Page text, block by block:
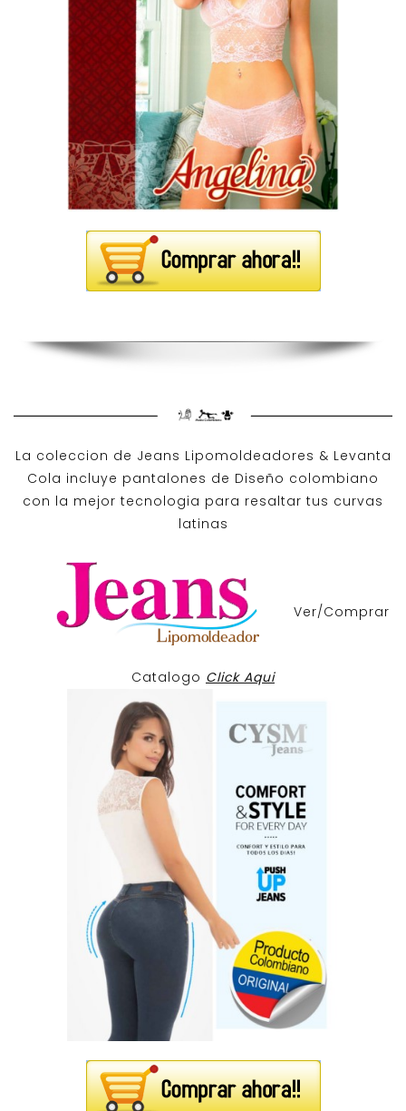
La coleccion de Jeans Lipomoldeadores & Levanta
Cola incluye pantalones de Diseño colombiano
con la mejor tecnologia para resaltar tus curvas
latinas
Ver/Comprar
Catalogo Click Aqui